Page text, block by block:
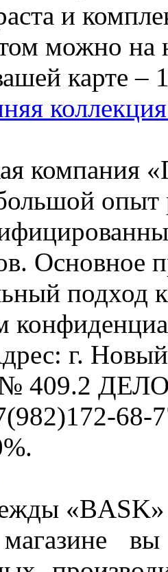
и
можно
карте –
компания
опыт
Основное
подход
г.
№ 409.2
68-
«BASK»
вы